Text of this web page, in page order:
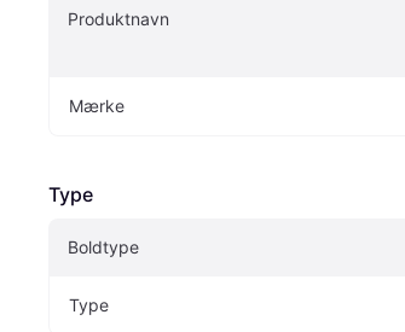
Produktnavn
Mærke
Type
Boldtype
Type